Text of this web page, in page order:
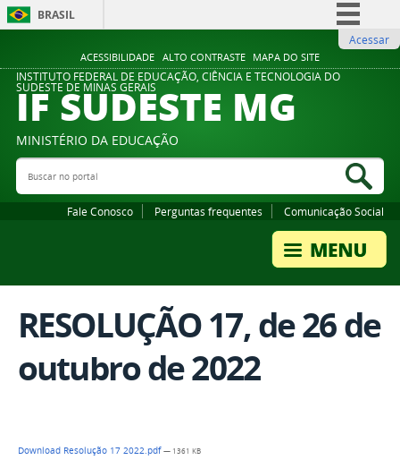
ACESSIBILIDADE ALTO CONTRASTE MAPA DO SITE
BRASIL
Comunica BR
Participe
Legislação
Acessar
INSTITUTO FEDERAL DE EDUCAÇÃO, CIÊNCIA E TECNOLOGIA DO
SUDESTE DE MINAS GERAIS
IF SUDESTE MG
MINISTÉRIO DA EDUCAÇÃO
Buscar no portal
Fale Conosco Perguntas frequentes Comunicação Social
RESOLUÇÃO 17, de 26 de
outubro de 2022
Download Resolução 17 2022.pdf— 1361 KB